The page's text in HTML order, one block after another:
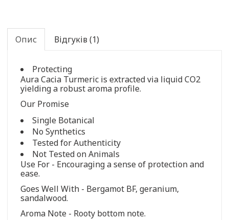
Опис Відгуків (1)
Protecting
Aura Cacia Turmeric is extracted via liquid CO2
yielding a robust aroma profile.
Our Promise
Single Botanical
No Synthetics
Tested for Authenticity
Not Tested on Animals
Use For - Encouraging a sense of protection and
ease.
Goes Well With - Bergamot BF, geranium,
sandalwood.
Aroma Note - Rooty bottom note.